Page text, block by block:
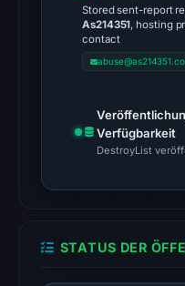
no
No
is
Stored sent-report
As214351, hosting
contact
Verfügbarkeit
DestroyList
STATUS DER